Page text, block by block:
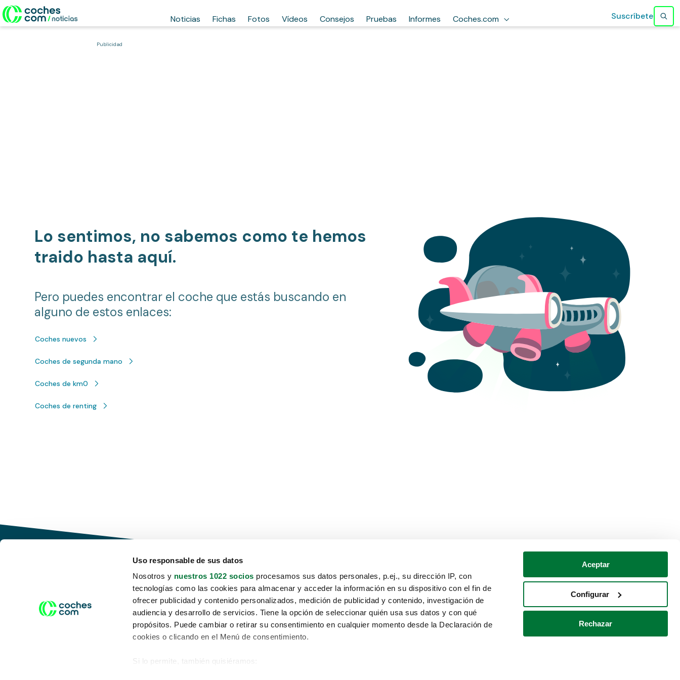
Uso responsable de sus datos
Nosotros y nuestros 1022 socios procesamos sus datos personales, p.ej., su dirección IP, con
tecnologías como las cookies para almacenar y acceder la información en su dispositivo con el fin de
ofrecer publicidad y contenido personalizados, medición de publicidad y contenido, investigación de
audiencia y desarrollo de servicios. Tiene la opción de seleccionar quién usa sus datos y con qué
propósitos. Puede cambiar o retirar su consentimiento en cualquier momento desde la Declaración de
cookies o clicando en el Menú de consentimiento.
Si lo permite, también quisiéramos:
Aceptar
Configurar
Rechazar
Noticias Fichas Fotos Vídeos Consejos Pruebas Informes Coches.com Suscríbete
Publicidad
Lo sentimos, no sabemos como te hemos
traido hasta aquí.
Pero puedes encontrar el coche que estás buscando en
alguno de estos enlaces:
Coches nuevos
Coches de segunda mano
Coches de km0
Coches de renting
Conduce tu futuro,
desata tu movilidad